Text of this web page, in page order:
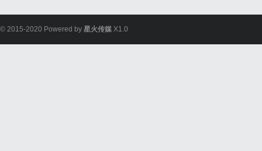
© 2015-2020 Powered by 星火传媒 X1.0